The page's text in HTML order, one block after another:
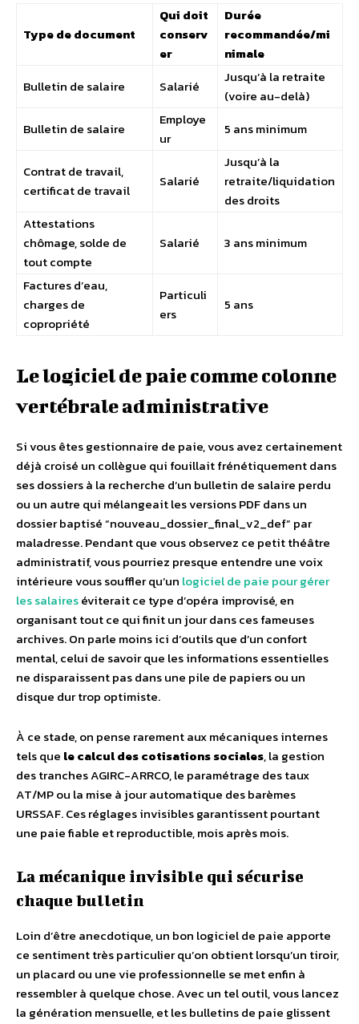
Type de document
Qui doit
conserv
er
Durée
recommandée/mi
nimale
Bulletin de salaire
Salarié
Jusqu’à la retraite
(voire au-delà)
Bulletin de salaire
Employe
ur
5 ans minimum
Contrat de travail,
certificat de travail
Salarié
Jusqu’à la
retraite/liquidation
des droits
Attestations
chômage, solde de
tout compte
Salarié 3 ans minimum
Factures d’eau,
charges de
copropriété
Particuli
ers
5 ans
Le logiciel de paie comme colonne
vertébrale administrative
Si vous êtes gestionnaire de paie, vous avez certainement
déjà croisé un collègue qui fouillait frénétiquement dans
ses dossiers à la recherche d’un bulletin de salaire perdu
ou un autre qui mélangeait les versions PDF dans un
dossier baptisé “nouveau_dossier_final_v2_def” par
maladresse. Pendant que vous observez ce petit théâtre
administratif, vous pourriez presque entendre une voix
intérieure vous souffler qu’un logiciel de paie pour gérer
les salaireséviterait ce type d’opéra improvisé, en
organisant tout ce qui finit un jour dans ces fameuses
archives. On parle moins ici d’outils que d’un confort
mental, celui de savoir que les informations essentielles
ne disparaissent pas dans une pile de papiers ou un
disque dur trop optimiste.
À ce stade, on pense rarement aux mécaniques internes
tels que le calcul des cotisations sociales, la gestion
des tranches AGIRC-ARRCO, le paramétrage des taux
AT/MP ou la mise à jour automatique des barèmes
URSSAF. Ces réglages invisibles garantissent pourtant
une paie fiable et reproductible, mois après mois.
La mécanique invisible qui sécurise
chaque bulletin
Loin d’être anecdotique, un bon logiciel de paie apporte
ce sentiment très particulier qu’on obtient lorsqu’un tiroir,
un placard ou une vie professionnelle se met enfin à
ressembler à quelque chose. Avec un tel outil, vous lancez
la génération mensuelle, et les bulletins de paie glissent